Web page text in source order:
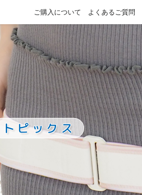
ご購入について よくあるご質問
トピックス